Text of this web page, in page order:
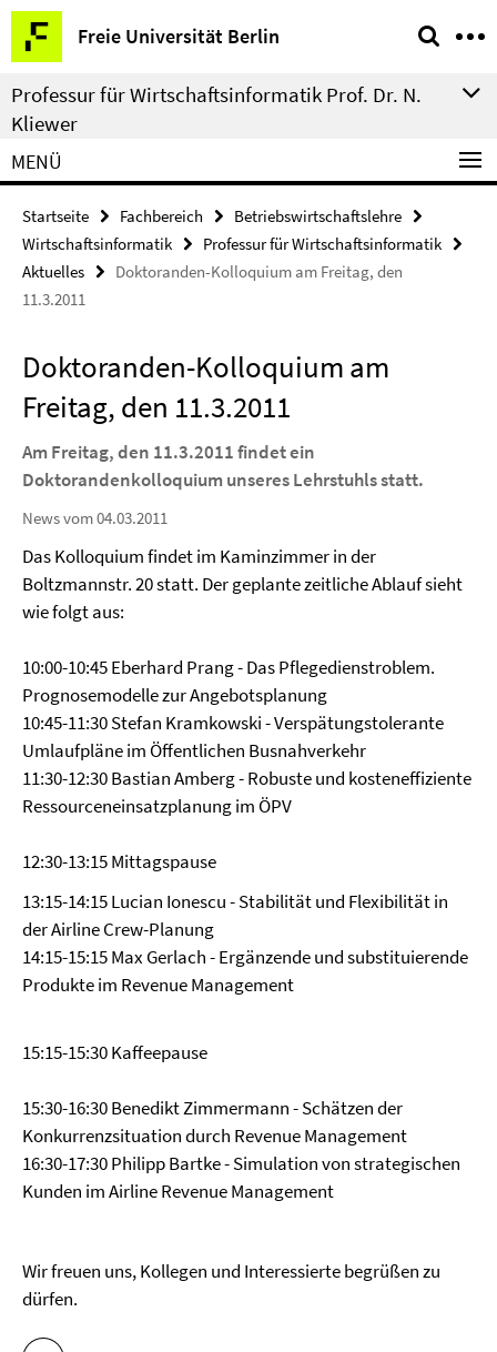
Springe
direkt
zu
Inhalt
Freie Universität Berlin
Service-
Navigation
Professur für Wirtschaftsinformatik Prof. Dr. N.
Kliewer
MENÜ
Startseite Fachbereich
Betriebswirtschaftslehre
Wirtschaftsinformatik
Professur für Wirtschaftsinformatik
Aktuelles
Doktoranden-Kolloquium am Freitag, den
11.3.2011
Doktoranden-Kolloquium am
Freitag, den 11.3.2011
Am Freitag, den 11.3.2011 findet ein
Doktorandenkolloquium unseres Lehrstuhls statt.
News vom 04.03.2011
Das Kolloquium findet im Kaminzimmer in der
Boltzmannstr. 20 statt. Der geplante zeitliche Ablauf sieht
wie folgt aus:
10:00-10:45 Eberhard Prang - Das Pflegedienstroblem.
Prognosemodelle zur Angebotsplanung
10:45-11:30 Stefan Kramkowski - Verspätungstolerante
Umlaufpläne im Öffentlichen Busnahverkehr
11:30-12:30 Bastian Amberg - Robuste und kosteneffiziente
Ressourceneinsatzplanung im ÖPV
12:30-13:15 Mittagspause
13:15-14:15 Lucian Ionescu - Stabilität und Flexibilität in
der Airline Crew-Planung
14:15-15:15 Max Gerlach - Ergänzende und substituierende
Produkte im Revenue Management
15:15-15:30 Kaffeepause
15:30-16:30 Benedikt Zimmermann - Schätzen der
Konkurrenzsituation durch Revenue Management
16:30-17:30 Philipp Bartke - Simulation von strategischen
Kunden im Airline Revenue Management
Wir freuen uns, Kollegen und Interessierte begrüßen zu
dürfen.